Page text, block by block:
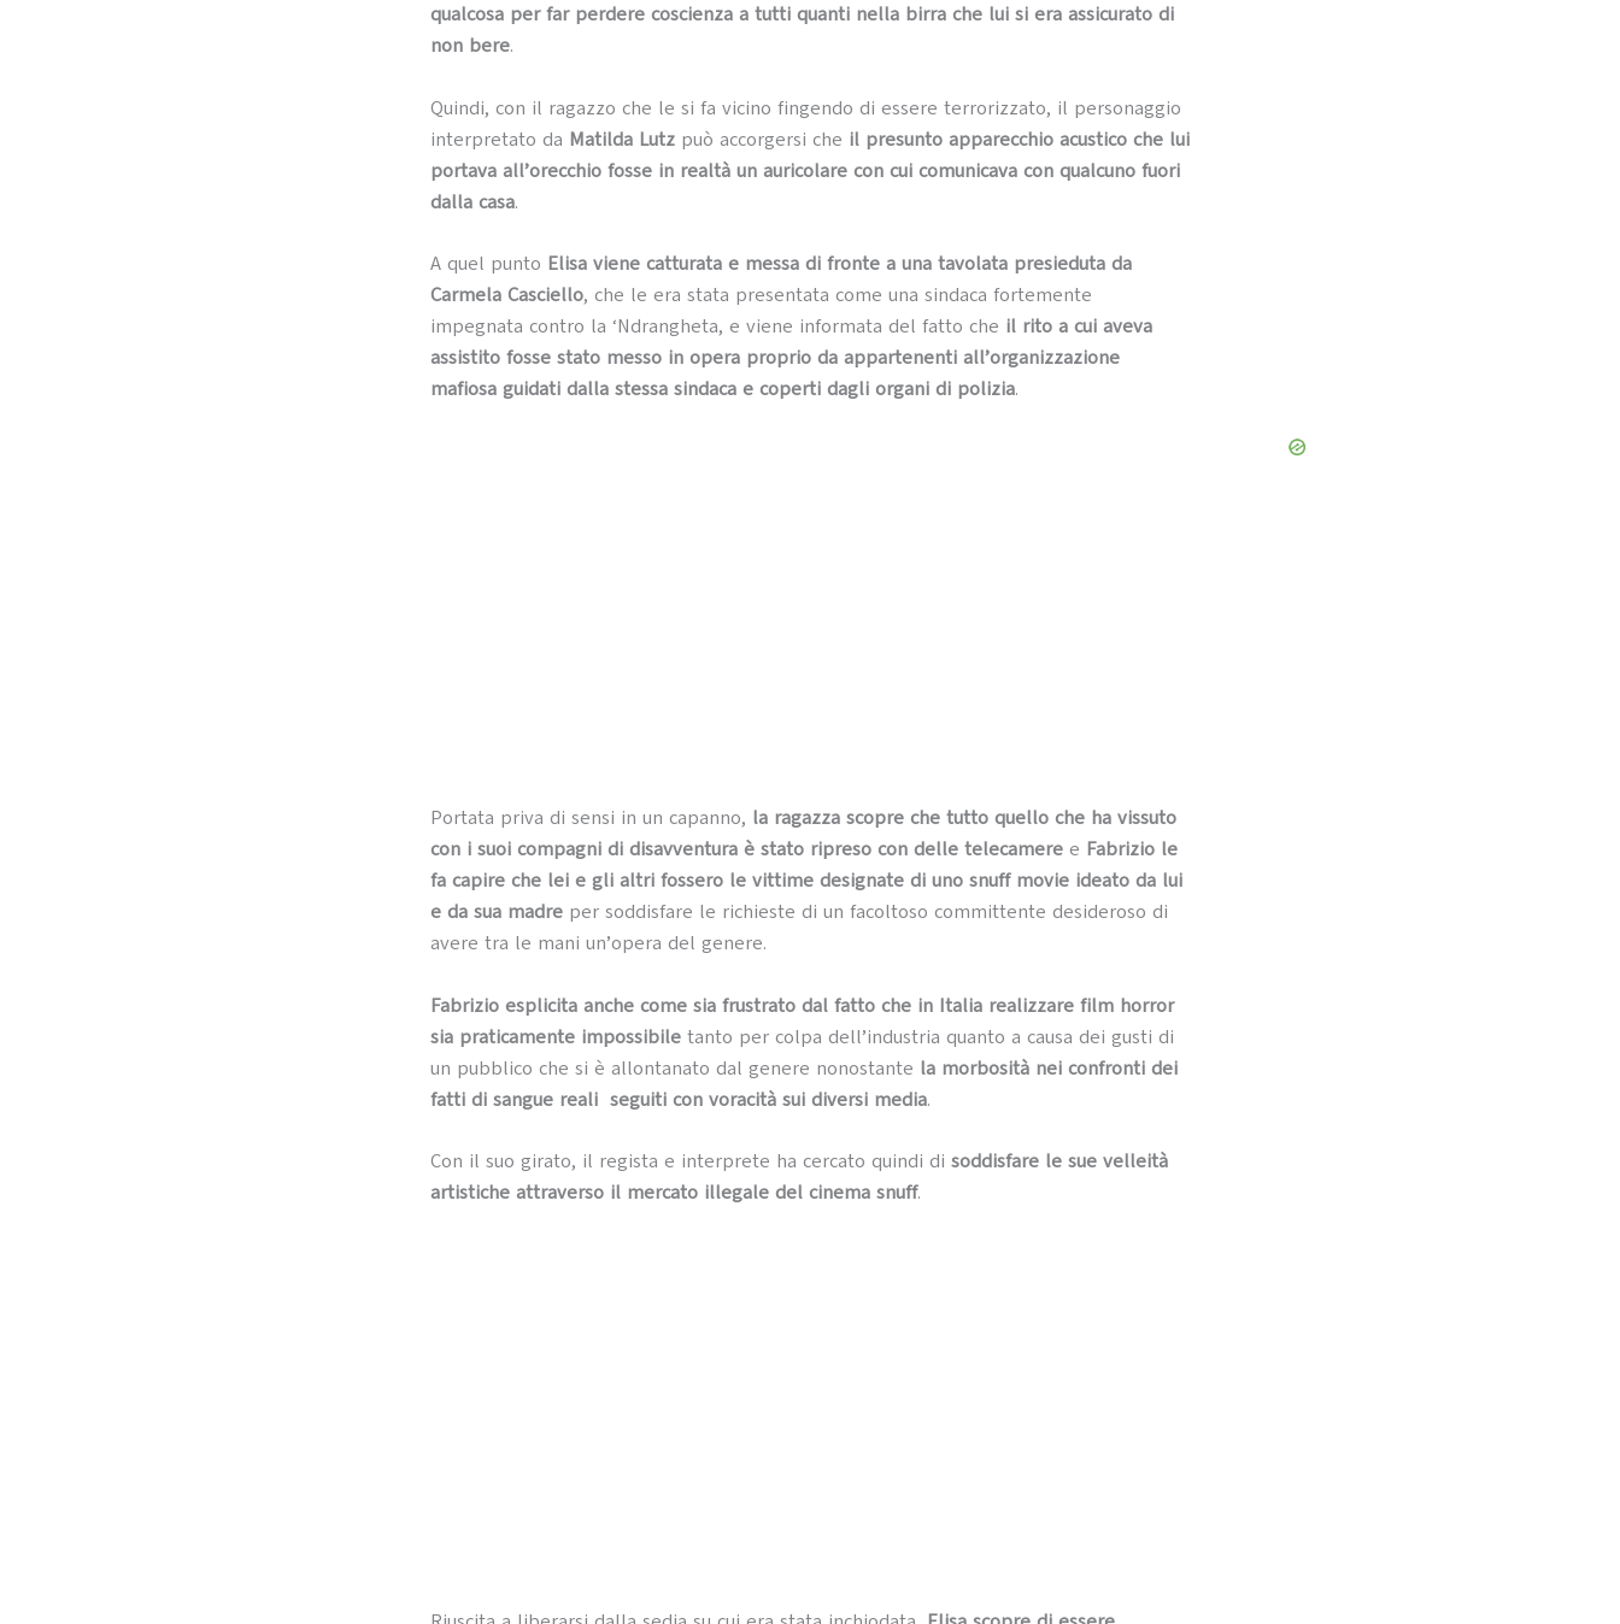
qualcosa per far perdere coscienza a tutti quanti nella birra che lui si era assicurato di
non bere.
Quindi, con il ragazzo che le si fa vicino fingendo di essere terrorizzato, il personaggio
interpretato da Matilda Lutz può accorgersi che il presunto apparecchio acustico che lui
portava all’orecchio fosse in realtà un auricolare con cui comunicava con qualcuno fuori
dalla casa.
A quel punto Elisa viene catturata e messa di fronte a una tavolata presieduta da
Carmela Casciello, che le era stata presentata come una sindaca fortemente
impegnata contro la ‘Ndrangheta, e viene informata del fatto che il rito a cui aveva
assistito fosse stato messo in opera proprio da appartenenti all’organizzazione
mafiosa guidati dalla stessa sindaca e coperti dagli organi di polizia.
Portata priva di sensi in un capanno, la ragazza scopre che tutto quello che ha vissuto
con i suoi compagni di disavventura è stato ripreso con delle telecamere e Fabrizio le
fa capire che lei e gli altri fossero le vittime designate di uno snuff movie ideato da lui
e da sua madre per soddisfare le richieste di un facoltoso committente desideroso di
avere tra le mani un’opera del genere.
Fabrizio esplicita anche come sia frustrato dal fatto che in Italia realizzare film horror
sia praticamente impossibile tanto per colpa dell’industria quanto a causa dei gusti di
un pubblico che si è allontanato dal genere nonostante la morbosità nei confronti dei
fatti di sangue reali seguiti con voracità sui diversi media.
Con il suo girato, il regista e interprete ha cercato quindi di soddisfare le sue velleità
artistiche attraverso il mercato illegale del cinema snuff.